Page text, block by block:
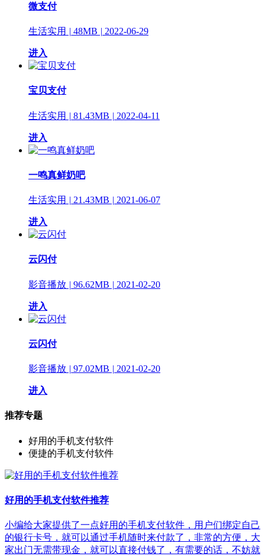
微支付
生活实用 | 48MB | 2022-06-29
进入
宝贝支付
生活实用 | 81.43MB | 2022-04-11
进入
一鸣真鲜奶吧
生活实用 | 21.43MB | 2021-06-07
进入
云闪付
影音播放 | 96.62MB | 2021-02-20
进入
云闪付
影音播放 | 97.02MB | 2021-02-20
进入
推荐专题
好用的手机支付软件
便捷的手机支付软件
好用的手机支付软件推荐
小编给大家提供了一点好用的手机支付软件，用户们绑定自己
的银行卡号，就可以通过手机随时来付款了，非常的方便，大
家出门无需带现金，就可以直接付钱了，有需要的话，不妨就